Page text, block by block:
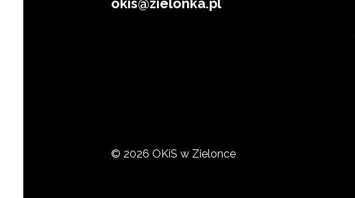
okis@zielonka.pl
© 2026 OKiS w Zielonce